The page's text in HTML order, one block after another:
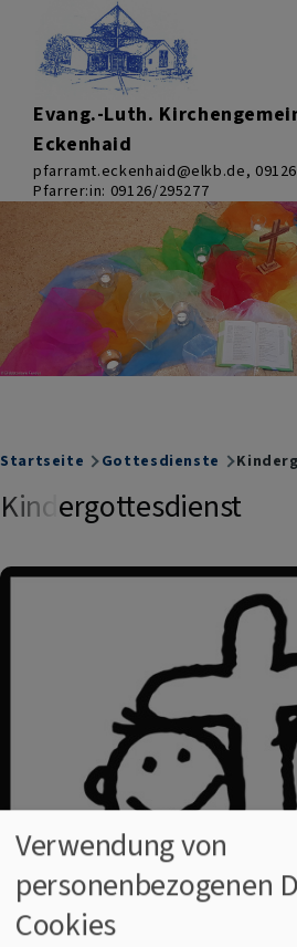
Direkt zum Inhalt
Evang.-Luth.
Eckenhaid
pfarramt.eckenhaid@elkb.de,
Pfarrer:in: 09126/295277
Breadcrumb
Startseite Gottesdienste
Kindergottesdienst
Verwendung von
personenbezogenen
Cookies